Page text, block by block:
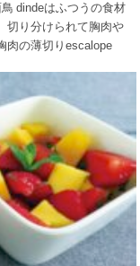
dindeはふつうの食材
切り分けられて胸肉や
肉の薄切りescalope